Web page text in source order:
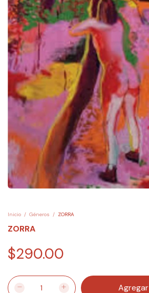
Inicio / Géneros / ZORRA
ZORRA
$290.00